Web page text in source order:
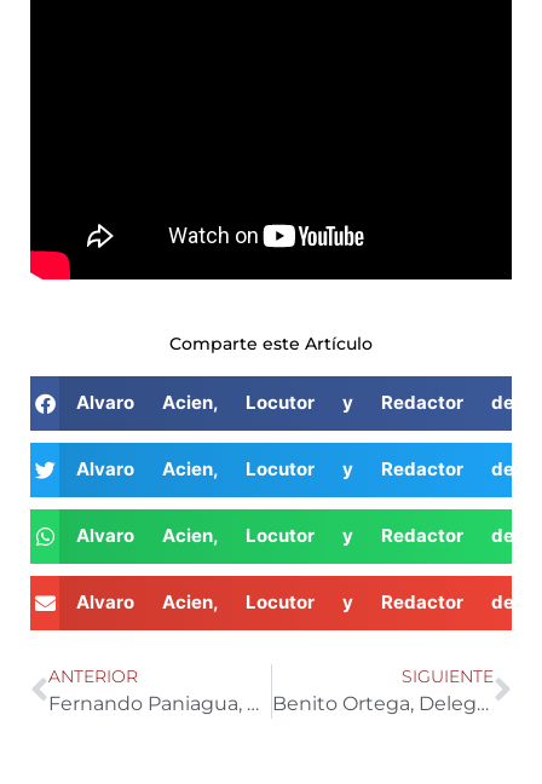
Comparte este Artículo
Alvaro Acien, Locutor y Redactor de
Alvaro Acien, Locutor y Redactor de
Alvaro Acien, Locutor y Redactor de
Alvaro Acien, Locutor y Redactor de
ANTERIOR
Fernando Paniagua, Presidente de COITAL
SIGUIENTE
Benito Ortega, Delegado de desarrollo y Marketing